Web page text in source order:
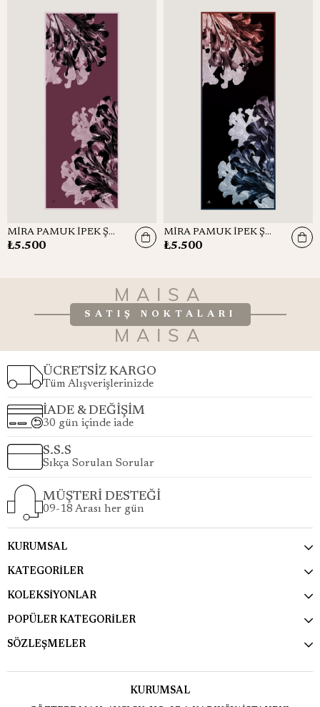
MİRA PAMUK İPEK ŞAL 70*190 CM - GÜL KURUSU
₺5.500
MİRA PAMUK İPEK ŞAL 70*190 CM - LACİVERT
₺5.500
MAISA
SATIŞ NOKTALARI
MAISA
ÜCRETSİZ KARGO
Tüm Alışverişlerinizde
İADE & DEĞİŞİM
30 gün içinde iade
S.S.S
Sıkça Sorulan Sorular
MÜŞTERİ DESTEĞİ
09-18 Arası her gün
KURUMSAL
KATEGORİLER
KOLEKSİYONLAR
POPÜLER KATEGORİLER
SÖZLEŞMELER
KURUMSAL